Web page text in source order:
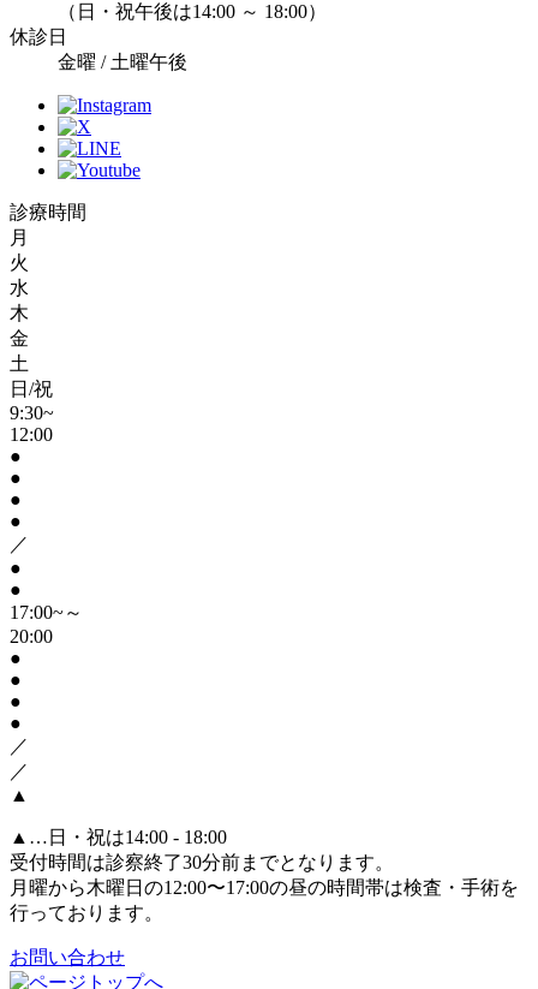
（日・祝午後は14:00 ～ 18:00）
休診日
金曜 / 土曜午後
診療時間
月
火
水
木
金
土
日/祝
9:30~
12:00
●
●
●
●
／
●
●
17:00~～
20:00
●
●
●
●
／
／
▲
▲ …日・祝は14:00 - 18:00
受付時間は診察終了30分前までとなります。
月曜から木曜日の12:00〜17:00の昼の時間帯は検査・手術を
行っております。
お問い合わせ